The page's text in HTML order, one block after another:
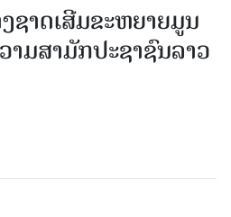
ຊາດເສີມຂະຫຍາຍມູນ
າມສາມັກປະຊາຊົນລາວ